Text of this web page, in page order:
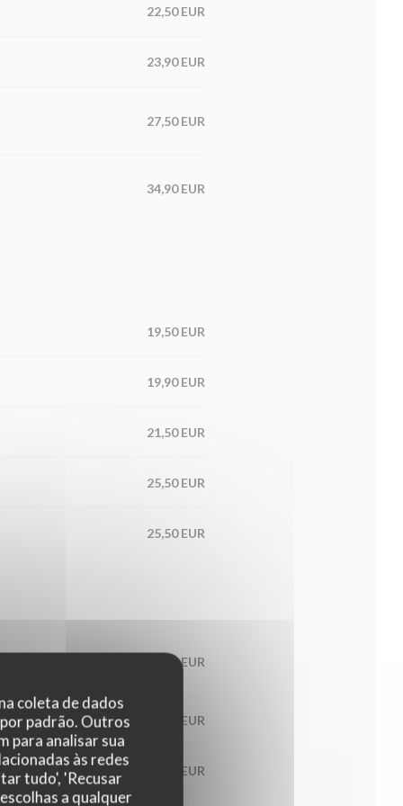
coleta de dados
padrão. Outros
para analisar sua
às redes
tudo', 'Recusar
a qualquer
22,50 EUR
23,90 EUR
27,50 EUR
34,90 EUR
19,50 EUR
19,90 EUR
21,50 EUR
25,50 EUR
25,50 EUR
17,90 EUR
23,00 EUR
23,50 EUR